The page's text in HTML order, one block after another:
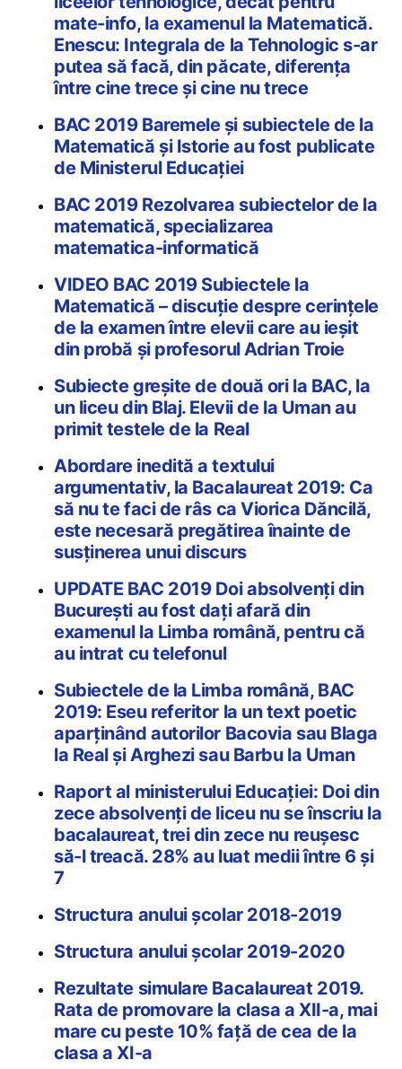
mate-info, la examenul la Matematică.
Enescu: Integrala de la Tehnologic s-ar
putea să facă, din păcate, diferența
între cine trece și cine nu trece
BAC 2019 Baremele și subiectele de la
Matematică și Istorie au fost publicate
de Ministerul Educației
BAC 2019 Rezolvarea subiectelor de la
matematică, specializarea
matematica-informatică
VIDEO BAC 2019 Subiectele la
Matematică – discuție despre cerințele
de la examen între elevii care au ieșit
din probă și profesorul Adrian Troie
Subiecte greșite de două ori la BAC, la
un liceu din Blaj. Elevii de la Uman au
primit testele de la Real
Abordare inedită a textului
argumentativ, la Bacalaureat 2019: Ca
să nu te faci de râs ca Viorica Dăncilă,
este necesară pregătirea înainte de
susținerea unui discurs
UPDATE BAC 2019 Doi absolvenți din
București au fost dați afară din
examenul la Limba română, pentru că
au intrat cu telefonul
Subiectele de la Limba română, BAC
2019: Eseu referitor la un text poetic
aparținând autorilor Bacovia sau Blaga
la Real și Arghezi sau Barbu la Uman
Raport al ministerului Educației: Doi din
zece absolvenți de liceu nu se înscriu la
bacalaureat, trei din zece nu reuşesc
să-l treacă. 28% au luat medii între 6 și
7
Structura anului școlar 2018-2019
Structura anului școlar 2019-2020
Rezultate simulare Bacalaureat 2019.
Rata de promovare la clasa a XII-a, mai
mare cu peste 10% față de cea de la
clasa a XI-a